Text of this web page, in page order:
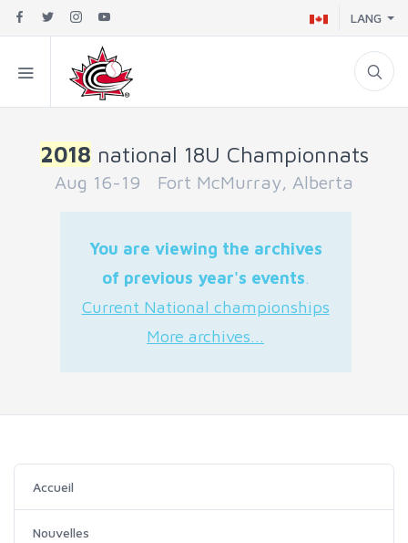
LANG
2018 national 18U Championnats
Aug 16-19 Fort McMurray, Alberta
You are viewing the archives
of previous year's events.
Current National championships
More archives...
Accueil
Nouvelles